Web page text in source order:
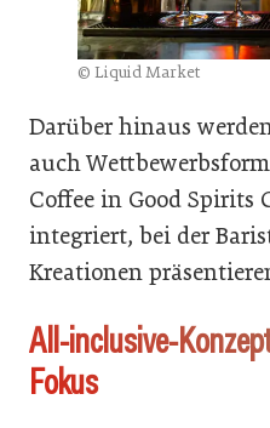
© Liquid Market
Darüber hinaus
auch
Coffee in Good Spirits
integriert, bei der
Kreationen
All-inclusive-
Fokus